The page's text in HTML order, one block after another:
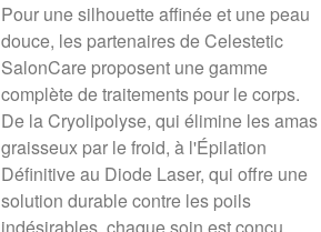
Pour une silhouette affinée et une peau
douce, les partenaires de Celestetic
SalonCare proposent une gamme
complète de traitements pour le corps.
De la Cryolipolyse, qui élimine les amas
graisseux par le froid, à l'Épilation
Définitive au Diode Laser, qui offre une
solution durable contre les poils